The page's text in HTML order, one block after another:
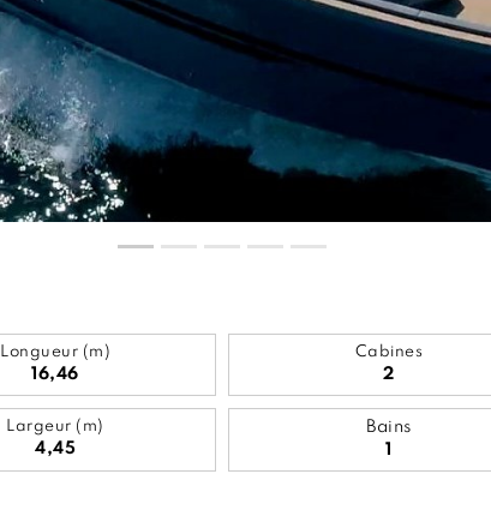
Longueur (m)
16,46
Cabines
2
Largeur (m)
4,45
Bains
1